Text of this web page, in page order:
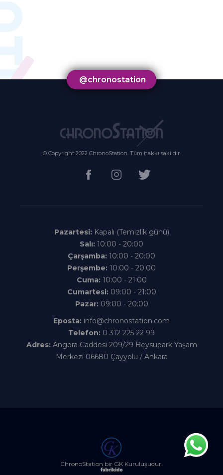
@chronostation
© Copyright 2022 ChronoStation. Tüm hakkı saklıdır.
Pazartesi: Kapalı (Temizlik günü)
Salı: 10:00 - 20:00
Çarşamba: 10:00 - 20:00
Perşembe: 10:00 - 20:00
Cuma: 10:00 - 21:00
Cumartesi: 09:00 - 21:00
Pazar: 09:00 - 20:00
Eposta: info@chronostation.com
Telefon: 0 312 225 22 99
Adres: Angora Caddesi 209/29 Beysupark Yaşam
Merkezi 06680 Çayyolu / Ankara
ChronoStation bir GK Kuruluşudur.